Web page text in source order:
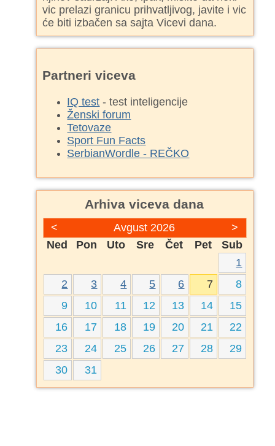
vic prelazi granicu prihvatljivog, javite i vic
će biti izbačen sa sajta Vicevi dana.
Partneri viceva
IQ test - test inteligencije
Ženski forum
Tetovaze
Sport Fun Facts
SerbianWordle - REČKO
Arhiva viceva dana
< >
Avgust 2026
Ned
Pon Uto Sre Čet Pet
Sub
1
2
3 4 5 6 7
8
9
10 11 12 13 14
15
16
17 18 19 20 21
22
23
24 25 26 27 28
29
30
31